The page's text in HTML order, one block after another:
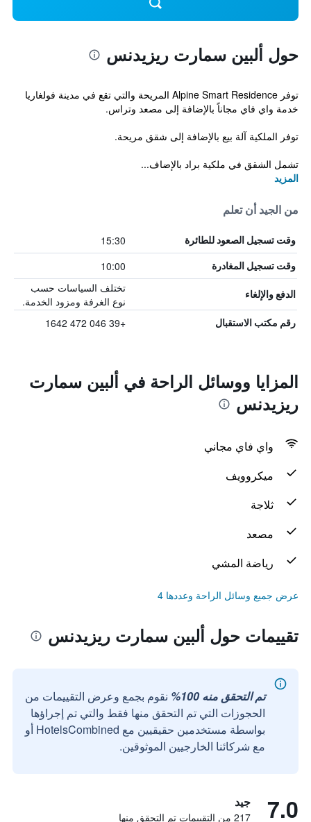
حول ألبين سمارت ريزيدنس
توفر Alpine Smart Residence المريحة والتي تقع في مدينة فولغاريا
خدمة واي فاي مجاناً بالإضافة إلى مصعد وتراس.
توفر الملكية آلة بيع بالإضافة إلى شقق مريحة.
تشمل الشقق في ملكية براد بالإضاف...
المزيد
من الجيد أن تعلم
وقت تسجيل الصعود للطائرة 15:30
وقت تسجيل المغادرة 10:00
الدفع والإلغاء
تختلف السياسات حسب
نوع الغرفة ومزود الخدمة.
رقم مكتب الاستقبال +39 046 472 1642
المزايا ووسائل الراحة في ألبين سمارت
ريزيدنس
واي فاي مجاني
ميكروويف
ثلاجة
مصعد
رياضة المشي
عرض جميع وسائل الراحة وعددها 4
تقييمات حول ألبين سمارت ريزيدنس
تم التحقق منه 100%
نقوم بجمع وعرض التقييمات من
الحجوزات التي تم التحقق منها فقط والتي تم إجراؤها
بواسطة مستخدمين حقيقيين مع HotelsCombined أو
مع شركائنا الخارجيين الموثوقين.
7.0 جيد
217 من التقييمات تم التحقق منها